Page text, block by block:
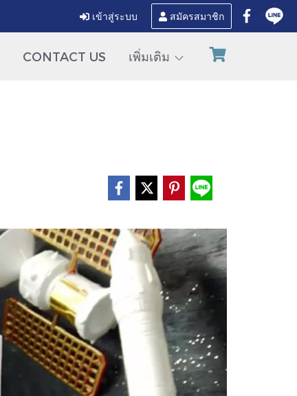
เข้าสู่ระบบ สมัครสมาชิก
CONTACT US เพิ่มเติม